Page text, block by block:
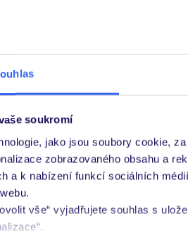
soukromí
jako jsou soubory cookie,
zobrazovaného obsahu a
a k nabízení funkcí sociálních
vše“ vyjadřujete souhlas s
při ubytování.Výše klimatické taxy závisí
- cca 10 € za pokoj/noc.
podmínky a informace MZV týkající